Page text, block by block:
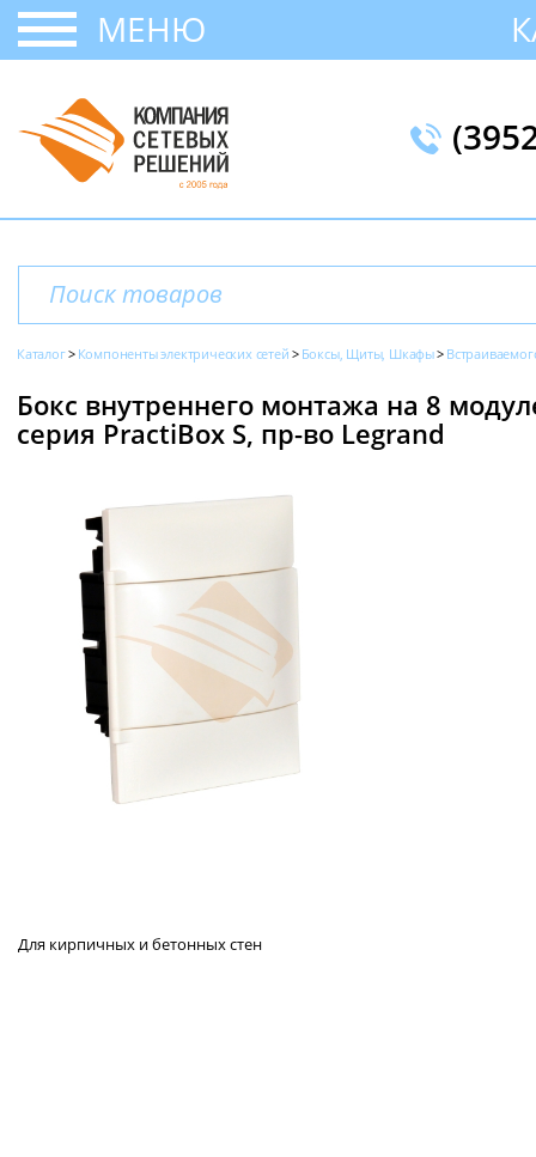
МЕНЮ
Каталог Компоненты электрических сетей Боксы, Щиты, Шкафы
Бокс внутреннего монтажа на 8
серия PractiBox S, пр-во Legrand
Для кирпичных и бетонных стен